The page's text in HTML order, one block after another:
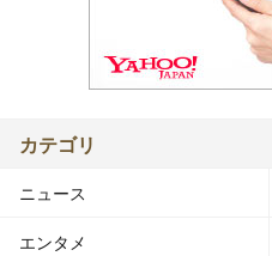
カテゴリ
ニュース
エンタメ